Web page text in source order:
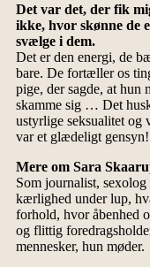
Det var det, der fik
ikke, hvor skønne de
svælge i dem.
Det er den energi, de
bare. De fortæller os
pige, der sagde, at hun
skamme sig … Det
ustyrlige seksualitet og
var et glædeligt gensyn!
Mere om Sara
Som journalist,
kærlighed under lup,
forhold, hvor åbenhed
og flittig
mennesker, hun møder.